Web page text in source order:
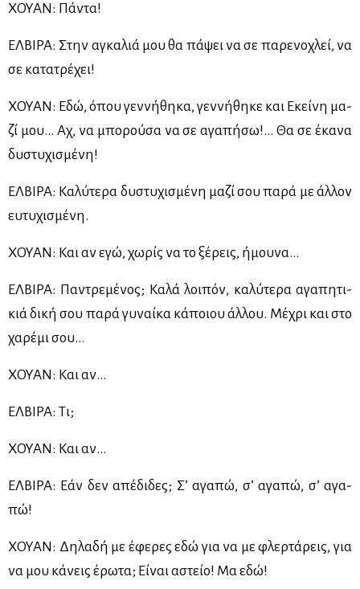
ΧΟΥΑΝ: Πά­ντα!
ΕΛ­ΒΙ­ΡΑ: Στην αγκα­λιά μου θα πά­ψει να σε πα­ρε­νο­χλεί, να
σε κα­τα­τρέ­χει!
ΧΟΥΑΝ: Εδώ, όπου γεν­νή­θη­κα, γεν­νή­θη­κε και Εκεί­νη μα­
ζί μου… Αχ, να μπο­ρού­σα να σε αγα­πή­σω!... Θα σε έκα­να
δυ­στυ­χι­σμέ­νη!
ΕΛ­ΒΙ­ΡΑ: Κα­λύ­τε­ρα δυ­στυ­χι­σμέ­νη μα­ζί σου πα­ρά με άλ­λον
ευ­τυ­χι­σμέ­νη.
ΧΟΥΑΝ: Και αν εγώ, χω­ρίς να το ξέ­ρεις, ήμου­να…
ΕΛ­ΒΙ­ΡΑ: Πα­ντρε­μέ­νος; Κα­λά λοι­πόν, κα­λύ­τε­ρα αγα­πη­τι­
κιά δι­κή σου πα­ρά γυ­ναί­κα κά­ποιου άλ­λου. Μέ­χρι και στο
χα­ρέ­μι σου…
ΧΟΥΑΝ: Και αν…
ΕΛ­ΒΙ­ΡΑ: Τι;
ΧΟΥΑΝ: Και αν…
ΕΛ­ΒΙ­ΡΑ: Εάν δεν απέ­δι­δες; Σ’ αγα­πώ, σ’ αγα­πώ, σ’ αγα­
πώ!
ΧΟΥΑΝ: Δη­λα­δή με έφε­ρες εδώ για να με φλερ­τά­ρεις, για
να μου κά­νεις έρω­τα; Εί­ναι αστείο! Μα εδώ!